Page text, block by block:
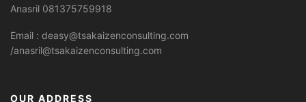
Anasril 081375759918
Email : deasy@tsakaizenconsulting.com
/anasril@tsakaizenconsulting.com
OUR ADDRESS